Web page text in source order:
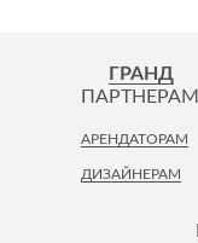
ГРАНД
ПАРТНЕРАМ
АРЕНДАТОРАМ
ДИЗАЙНЕРАМ